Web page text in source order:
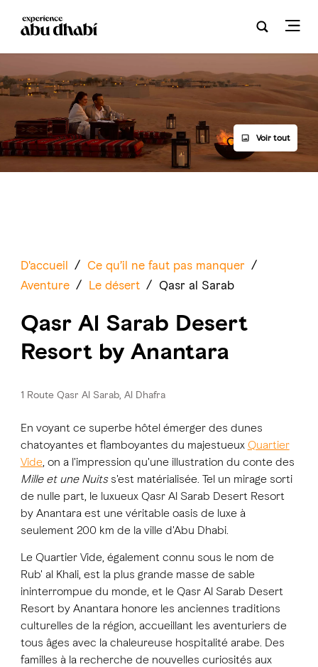
Voir tout
D'accueil / Ce qu’il ne faut pas manquer /
Aventure / Le désert / Qasr al Sarab
Qasr Al Sarab Desert
Resort by Anantara
1 Route Qasr Al Sarab, Al Dhafra
En voyant ce superbe hôtel émerger des dunes
chatoyantes et flamboyantes du majestueux Quartier
Vide, on a l'impression qu'une illustration du conte des
Mille et une Nuitss'est matérialisée. Tel un mirage sorti
de nulle part, le luxueux Qasr Al Sarab Desert Resort
by Anantara est une véritable oasis de luxe à
seulement 200 km de la ville d'Abu Dhabi.
Le Quartier Vide, également connu sous le nom de
Rub' al Khali, est la plus grande masse de sable
ininterrompue du monde, et le Qasr Al Sarab Desert
Resort by Anantara honore les anciennes traditions
culturelles de la région, accueillant les aventuriers de
tous âges avec la chaleureuse hospitalité arabe. Des
familles à la recherche de nouvelles curiosités aux